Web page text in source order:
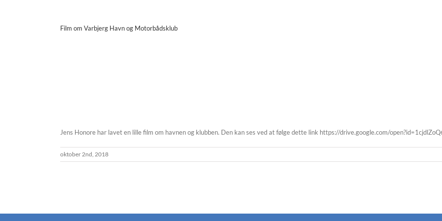
Film om Varbjerg Havn og Motorbådsklub
Jens Honore har lavet en lille film om havnen og klubben. Den kan ses ved at følge dette link https://drive.google.com/
oktober 2nd, 2018